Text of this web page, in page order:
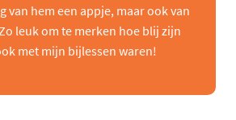
van hem een appje, maar ook van
leuk om te merken hoe blij zijn
met mijn bijlessen waren!